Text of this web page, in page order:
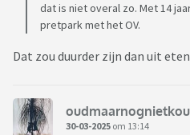
dat is niet overal zo. Met 14
pretpark met het OV.
Dat zou duurder zijn dan uit eten
30-03-2025 om 13:14